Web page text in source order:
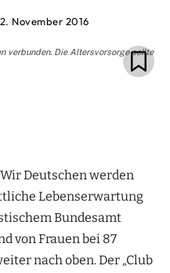
November 2016
verbunden. Die Altersvorsorge sollte
Deutschen werden
Lebenserwartung
Bundesamt
von Frauen bei 87
nach oben. Der „Club